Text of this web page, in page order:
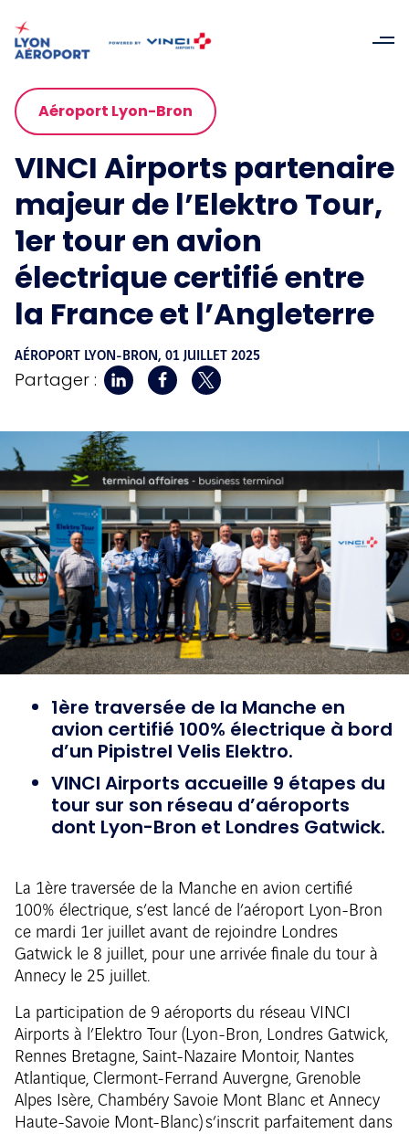
Aéroport Lyon-Bron
VINCI Airports partenaire
majeur de l’Elektro Tour,
1er tour en avion
électrique certifié entre
la France et l’Angleterre
AÉROPORT LYON-BRON, 01 JUILLET 2025
Partager :
1ère traversée de la Manche en
avion certifié 100% électrique à bord
d’un Pipistrel Velis Elektro.
VINCI Airports accueille 9 étapes du
tour sur son réseau d’aéroports
dont Lyon-Bron et Londres Gatwick.
La 1ère traversée de la Manche en avion certifié
100% électrique, s’est lancé de l’aéroport Lyon-Bron
ce mardi 1er juillet avant de rejoindre Londres
Gatwick le 8 juillet, pour une arrivée finale du tour à
Annecy le 25 juillet.
La participation de 9 aéroports du réseau VINCI
Airports à l’Elektro Tour (Lyon-Bron, Londres Gatwick,
Rennes Bretagne, Saint-Nazaire Montoir, Nantes
Atlantique, Clermont-Ferrand Auvergne, Grenoble
Alpes Isère, Chambéry Savoie Mont Blanc et Annecy
Haute-Savoie Mont-Blanc) s’inscrit parfaitement dans